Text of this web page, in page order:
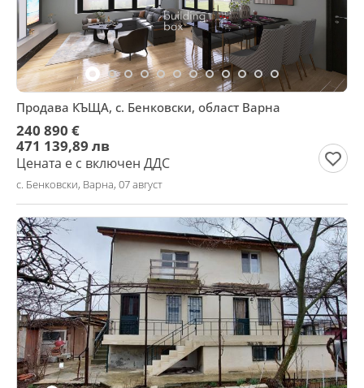
Продава КЪЩА, с. Бенковски, област Варна
240 890 €
471 139,89 лв
Цената е с включен ДДС
с. Бенковски, Варна, 07 август